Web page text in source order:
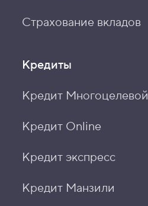
Страхование вкладов
Кредиты
Кредит Многоцелевой
Кредит Online
Кредит экспресс
Кредит Манзили